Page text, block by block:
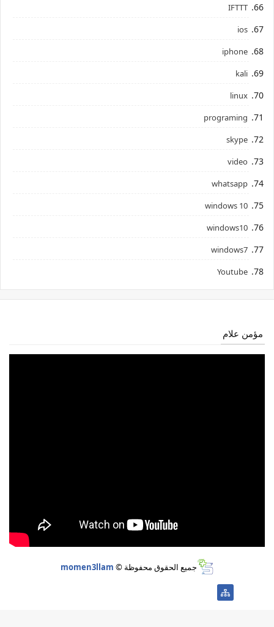
IFTTT
ios
iphone
kali
linux
programing
skype
video
whatsapp
windows 10
windows10
windows7
Youtube
مؤمن علام
جميع الحقوق محفوظة © momen3llam